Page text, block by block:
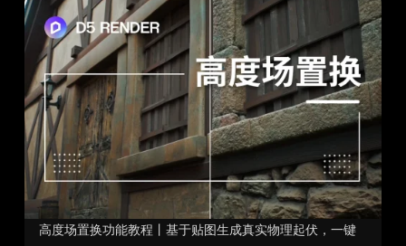
高度场置换功能教程丨基于贴图生成真实物理起伏，一键